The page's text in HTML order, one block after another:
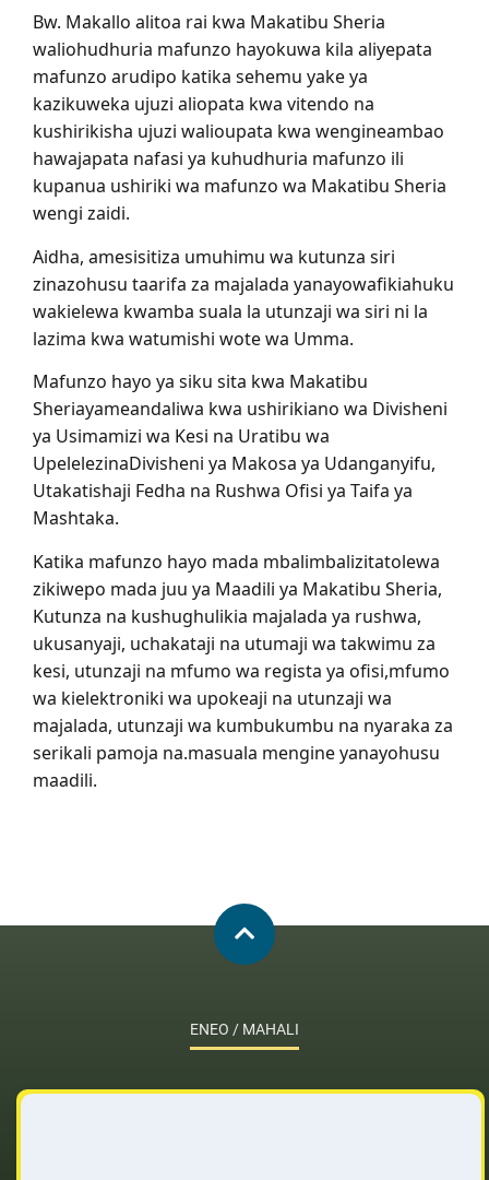
Bw. Makallo alitoa rai kwa Makatibu Sheria
waliohudhuria mafunzo hayokuwa kila aliyepata
mafunzo arudipo katika sehemu yake ya
kazikuweka ujuzi aliopata kwa vitendo na
kushirikisha ujuzi walioupata kwa wengineambao
hawajapata nafasi ya kuhudhuria mafunzo ili
kupanua ushiriki wa mafunzo wa Makatibu Sheria
wengi zaidi.
Aidha, amesisitiza umuhimu wa kutunza siri
zinazohusu taarifa za majalada yanayowafikiahuku
wakielewa kwamba suala la utunzaji wa siri ni la
lazima kwa watumishi wote wa Umma.
Mafunzo hayo ya siku sita kwa Makatibu
Sheriayameandaliwa kwa ushirikiano wa Divisheni
ya Usimamizi wa Kesi na Uratibu wa
UpelelezinaDivisheni ya Makosa ya Udanganyifu,
Utakatishaji Fedha na Rushwa Ofisi ya Taifa ya
Mashtaka.
Katika mafunzo hayo mada mbalimbalizitatolewa
zikiwepo mada juu ya Maadili ya Makatibu Sheria,
Kutunza na kushughulikia majalada ya rushwa,
ukusanyaji, uchakataji na utumaji wa takwimu za
kesi, utunzaji na mfumo wa regista ya ofisi,mfumo
wa kielektroniki wa upokeaji na utunzaji wa
majalada, utunzaji wa kumbukumbu na nyaraka za
serikali pamoja na.masuala mengine yanayohusu
maadili.
ENEO / MAHALI